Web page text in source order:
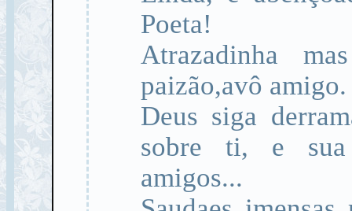
Poeta!
Atrazadinha
paizão,avô amigo.
Deus siga
sobre ti, e sua
amigos...